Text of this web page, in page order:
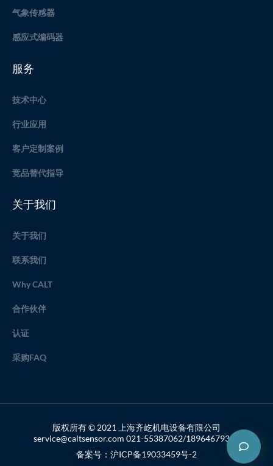
气象传感器
感应式编码器
服务
技术中心
行业应用
客户定制案例
竞品替代指导
关于我们
关于我们
联系我们
Why CALT
合作伙伴
认证
采购FAQ
版权所有 © 2021 上海齐屹机电设备有限公司
service@caltsensor.com 021-55387062/18964679357
备案号：沪ICP备19033459号-2